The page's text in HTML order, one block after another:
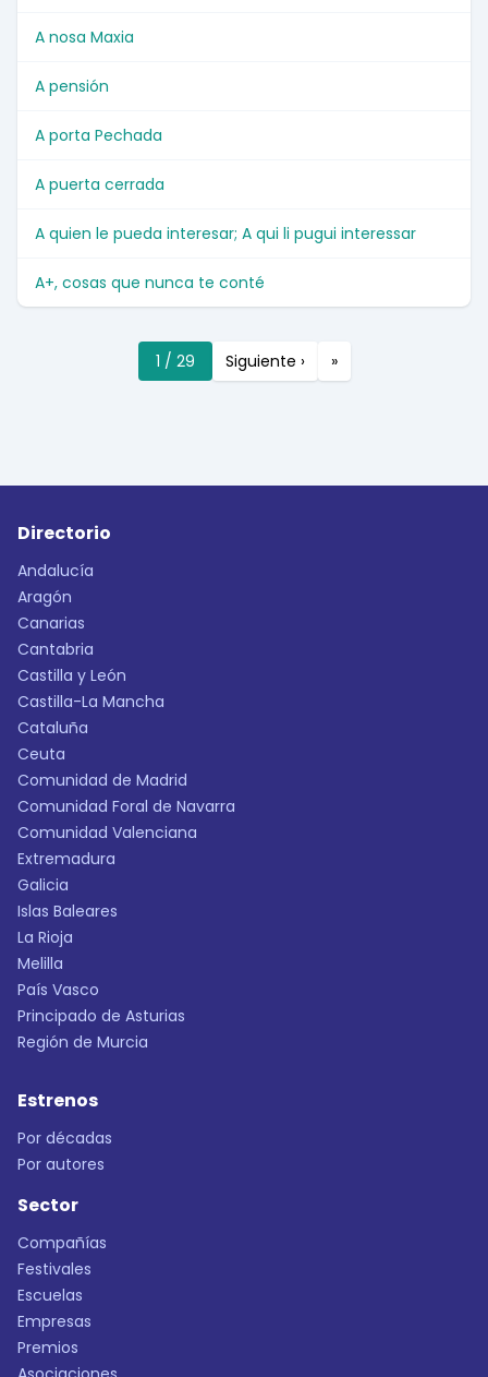
A nosa Maxia
A pensión
A porta Pechada
A puerta cerrada
A quien le pueda interesar; A qui li pugui interessar
A+, cosas que nunca te conté
1 / 29 Siguiente › »
Directorio
Andalucía
Aragón
Canarias
Cantabria
Castilla y León
Castilla-La Mancha
Cataluña
Ceuta
Comunidad de Madrid
Comunidad Foral de Navarra
Comunidad Valenciana
Extremadura
Galicia
Islas Baleares
La Rioja
Melilla
País Vasco
Principado de Asturias
Región de Murcia
Estrenos
Por décadas
Por autores
Sector
Compañías
Festivales
Escuelas
Empresas
Premios